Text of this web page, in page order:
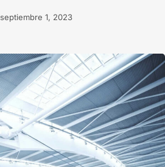
septiembre 1, 2023